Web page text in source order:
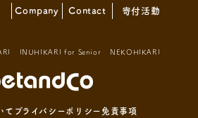
Company Contact 寄付活動
INUHIKARI for Senior NEKOHIKARI
て プライバシーポリシー 免責事項